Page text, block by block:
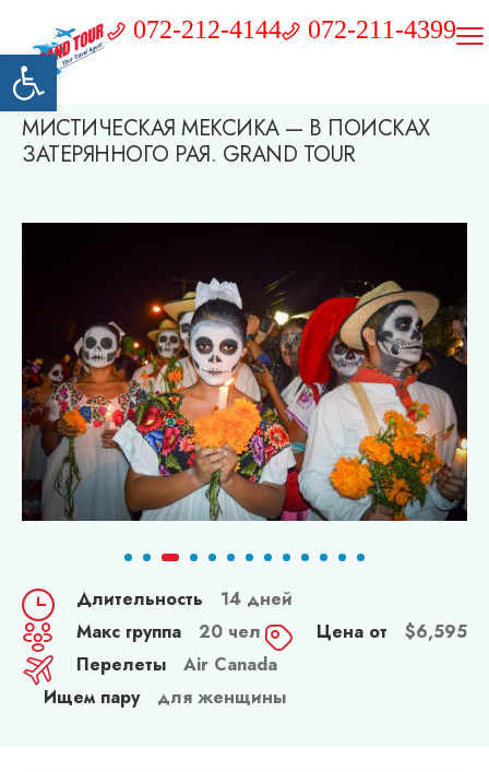
Открыть панель инструментов
072-212-4144 072-211-4399
МИСТИЧЕСКАЯ МЕКСИКА — В ПОИСКАХ
ЗАТЕРЯННОГО РАЯ. GRAND TOUR
Длительность
14 дней
Макс группа
20 чел Цена от $6,595
Перелеты
Air Canada
Ищем пару
для женщины